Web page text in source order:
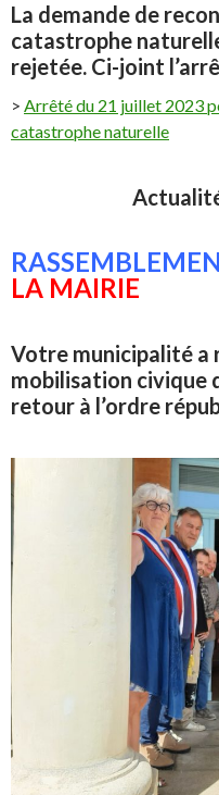
La demande de
catastrophe
rejetée. Ci-joint
> Arrêté du 21 juillet 2023
catastrophe naturelle
LA MAIRIE
Votre municipalité a
mobilisation civique
retour à l’ordre